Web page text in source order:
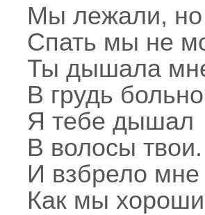
Мы лежали, но
Спать мы не
Ты дышала
В грудь
Я тебе дышал
В волосы твои.
И взбрело мне
Как мы